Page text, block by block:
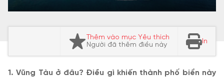
Thêm vào mục Yêu thích
Người đã thêm điều này
In
1. Vũng Tàu ở đâu? Điều gì khiến thành phố biển này